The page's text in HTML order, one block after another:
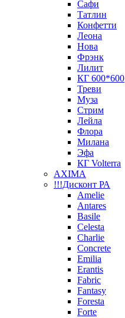
Сафи
Татлин
Конфетти
Леона
Нова
Фрэнк
Лилит
КГ 600*600
Треви
Муза
Стрим
Лейла
Флора
Милана
Эфа
КГ Volterra
AXIMA
!!!Дисконт РА
Amelie
Antares
Basile
Celesta
Charlie
Concrete
Emilia
Erantis
Fabric
Fantasy
Foresta
Forte